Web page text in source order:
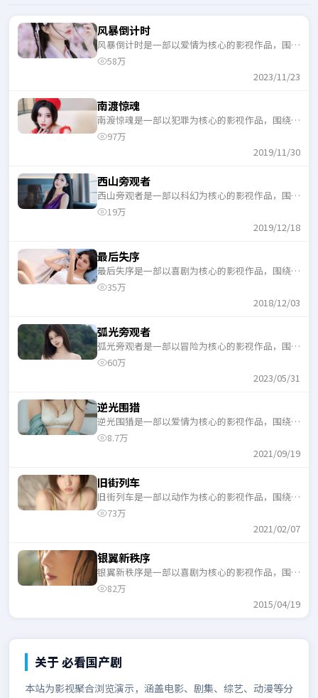
风暴倒计时
风暴倒计时是一部以爱情为核心的影视作品，围绕
危机、反转与人物成长展开，整体节奏紧凑，适合
58万
2023/11/23
南渡惊魂
南渡惊魂是一部以犯罪为核心的影视作品，围绕危
机、反转与人物成长展开，整体节奏紧凑，适合一
97万
2019/11/30
西山旁观者
西山旁观者是一部以科幻为核心的影视作品，围绕
危机、反转与人物成长展开，整体节奏紧凑，适合
19万
2019/12/18
最后失序
最后失序是一部以喜剧为核心的影视作品，围绕危
机、反转与人物成长展开，整体节奏紧凑，适合一
35万
2018/12/03
弧光旁观者
弧光旁观者是一部以冒险为核心的影视作品，围绕
危机、反转与人物成长展开，整体节奏紧凑，适合
60万
2023/05/31
逆光围猎
逆光围猎是一部以爱情为核心的影视作品，围绕危
机、反转与人物成长展开，整体节奏紧凑，适合一
8.7万
2021/09/19
旧街列车
旧街列车是一部以动作为核心的影视作品，围绕危
机、反转与人物成长展开，整体节奏紧凑，适合一
73万
2021/02/07
银翼新秩序
银翼新秩序是一部以喜剧为核心的影视作品，围绕
危机、反转与人物成长展开，整体节奏紧凑，适合
82万
2015/04/19
关于必看国产剧
本站为影视聚合浏览演示，涵盖电影、剧集、综艺、动漫等分